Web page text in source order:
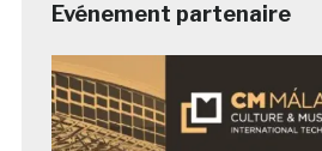
Evénement partenaire